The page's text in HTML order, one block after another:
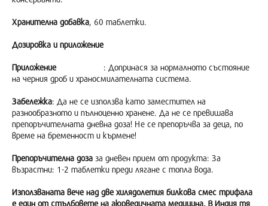
Хранителна добавка, 60 таблетки.
Дозировка и приложение
Приложение
: Допринася за нормалното състояние
на черния дроб и храносмилателната система.
Забележка: Да не се използва като заместител на
разнообразното и пълноценно хранене. Да не се превишава
препоръчителната дневна доза! Не се препоръчва за деца, по
време на бременност и кърмене!
Препоръчителна доза за дневен прием от продукта: За
възрастни: 1-2 таблетки преди лягане с топла вода.
Използваната вече над две хилядолетия билкова смес трифала
е един от стълбовете на аюрведичната медицина. В Индия тя